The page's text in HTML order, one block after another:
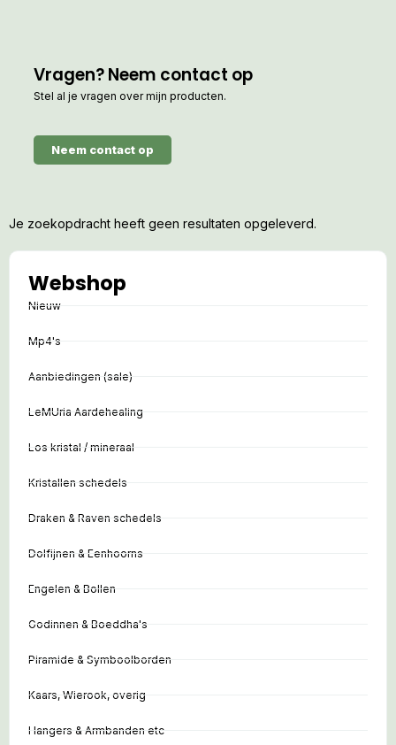
Webshop
Nieuw
Mp4's
Aanbiedingen (sale)
LeMUria Aardehealing
Los kristal / mineraal
Kristallen schedels
Draken & Raven schedels
Dolfijnen & Eenhoorns
Engelen & Bollen
Godinnen & Boeddha's
Piramide & Symboolborden
Kaars, Wierook, overig
Hangers & Armbanden etc
Vragen? Neem contact op
Stel al je vragen over mijn producten.
Neem contact op
Je zoekopdracht heeft geen resultaten opgeleverd.